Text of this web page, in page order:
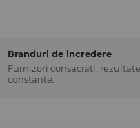
Branduri de incredere
Furnizori consacrati, rezultate
constante.